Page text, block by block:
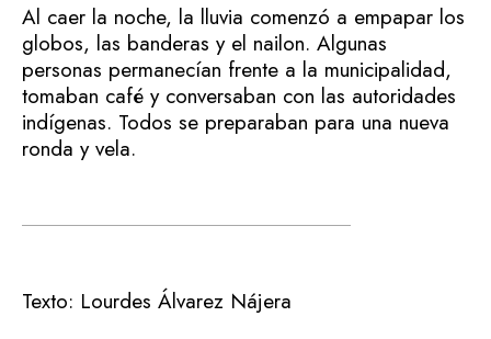
Al caer la noche, la lluvia comenzó a empapar los
globos, las banderas y el nailon. Algunas
personas permanecían frente a la municipalidad,
tomaban café y conversaban con las autoridades
indígenas. Todos se preparaban para una nueva
ronda y vela.
Texto: Lourdes Álvarez Nájera